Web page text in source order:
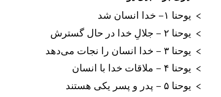
یوحنا ۱– خدا انسان شد
یوحنا ۲ – جلالِ خدا در حال گسترش
یوحنا ۳ – خدا انسان را نجات می‌دهد
یوحنا ۴ – ملاقات خدا با انسان
یوحنا ۵ – پدر و پسر یکی هستند